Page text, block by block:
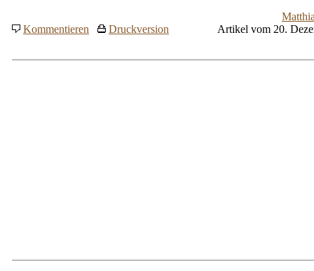
Kommentieren
Druckversion Artikel vom 20.